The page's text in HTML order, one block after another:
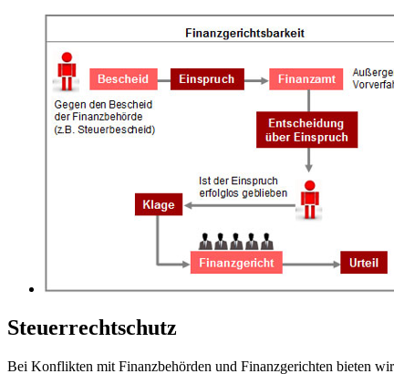
Steuerrechtschutz
Bei Konflikten mit Finanzbehörden und Finanzgerichten bieten